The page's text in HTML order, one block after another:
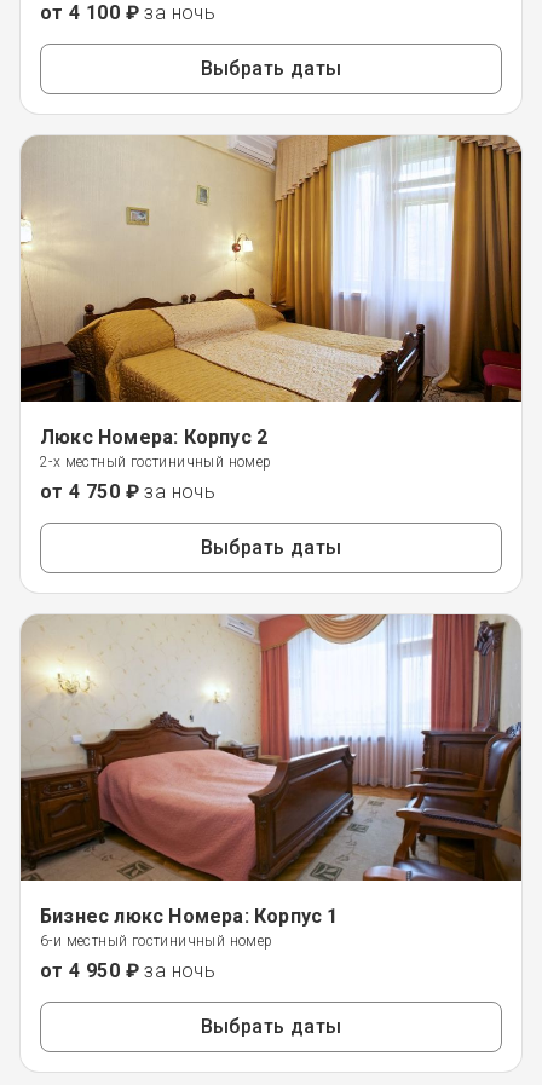
от 4 100 ₽ за ночь
Выбрать даты
Люкс Номера: Корпус 2
2-х местный гостиничный номер
от 4 750 ₽ за ночь
Выбрать даты
Бизнес люкс Номера: Корпус 1
6-и местный гостиничный номер
от 4 950 ₽ за ночь
Выбрать даты